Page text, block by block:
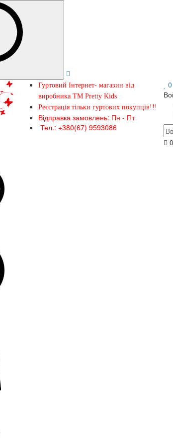
Гуртовий Інтернет- магазин від
виробника ТМ Pretty Kids
Реєстрація тільки гуртових покупців!!!
Відправка замовлень: Пн - Пт
Тел.: +380(67) 9593086
0
0